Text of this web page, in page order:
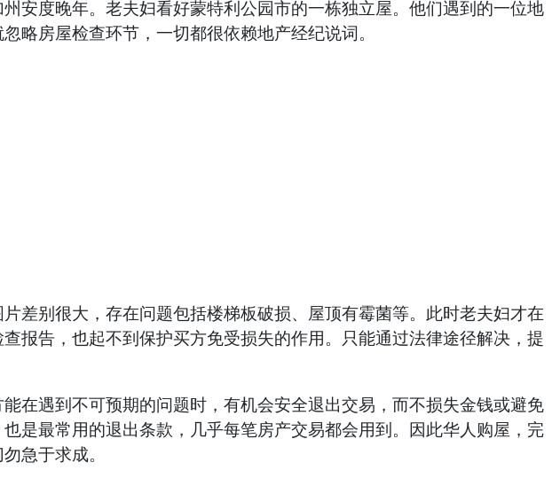
度晚年。老夫妇看好蒙特利公园市的一栋独立屋。他们遇到的一位地
略房屋检查环节，一切都很依赖地产经纪说词。
别很大，存在问题包括楼梯板破损、屋顶有霉菌等。此时老夫妇才在
报告，也起不到保护买方免受损失的作用。只能通过法律途径解决，提
遇到不可预期的问题时，有机会安全退出交易，而不损失金钱或避免
是最常用的退出条款，几乎每笔房产交易都会用到。因此华人购屋，完
急于求成。